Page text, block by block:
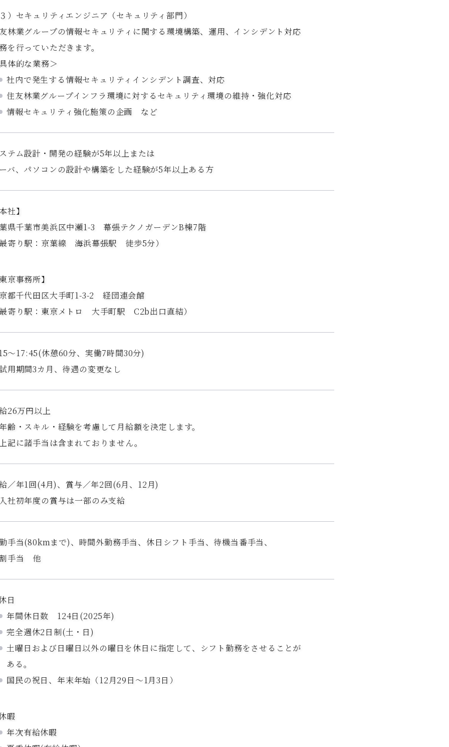
３）セキュリティエンジニア（セキュリティ部門）
林業グループの情報セキュリティに関する環境構築、運用、インシデント対応
を行っていただきます。
体的な業務＞
社内で発生する情報セキュリティインシデント調査、対応
住友林業グループインフラ環境に対するセキュリティ環境の維持・強化対応
情報セキュリティ強化施策の企画 など
テム設計・開発の経験が5年以上または
バ、パソコンの設計や構築をした経験が5年以上ある方
社】
県千葉市美浜区中瀬1-3 幕張テクノガーデンB棟7階
最寄り駅：京葉線 海浜幕張駅 徒歩5分）
東京事務所】
都千代田区大手町1-3-2 経団連会館
最寄り駅：東京メトロ 大手町駅 C2b出口直結）
～17:45(休憩60分、実働7時間30分)
用期間3カ月、待遇の変更なし
26万円以上
齢・スキル・経験を考慮して月給額を決定します。
記に諸手当は含まれておりません。
／年1回(4月)、賞与／年2回(6月、12月)
社初年度の賞与は一部のみ支給
手当(80kmまで)、時間外勤務手当、休日シフト手当、待機当番手当、
手当 他
日
年間休日数 124日(2025年)
完全週休2日制(土・日)
土曜日および日曜日以外の曜日を休日に指定して、シフト勤務をさせることが
ある。
国民の祝日、年末年始（12月29日～1月3日）
暇
年次有給休暇